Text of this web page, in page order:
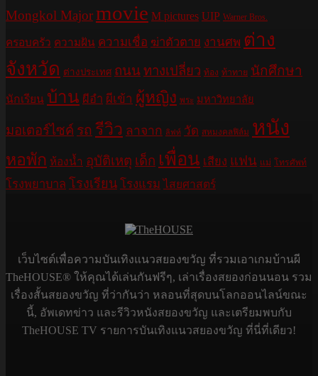
Mongkol Majormovie M pictures UIP Warner Bros.
ครอบครัว ความฝัน ความเชื่อ ฆ่าตัวตาย งานศพ ต่าง
จังหวัด ต่างประเทศ ถนนทางเปลี่ยว ท้อง ท้าทาย นักศึกษา
นักเรียน บ้าน ผีอำ ผีเข้า ผู้หญิง พระ มหาวิทยาลัย
มอเตอร์ไซค์ รถ รีวิว ลาจาก ลิฟท์ วัด สหมงคลฟิล์ม หนัง
หอพัก ห้องน้ำ อุบัติเหตุ เด็ก เพื่อน เสียง แฟน แม่ โทรศัพท์
โรงพยาบาล โรงเรียน โรงแรม ไสยศาสตร์
เว็บไซต์เพื่อความบันเทิงแนวสยองขวัญ ที่รวมเอาเกมบ้านผี
TheHOUSE® ให้คุณได้เล่นกันฟรีๆ, เล่าเรื่องสยองก่อนนอน รวม
เรื่องสั้นสยองขวัญ ที่ว่ากันว่า หลอนที่สุดบนโลกออนไลน์ขณะ
นี้, อัพเดทข่าว และรีวิวหนังสยองขวัญ และเตรียมพบกับ
TheHOUSE TV รายการบันเทิงแนวสยองขวัญ ที่นี่ที่เดียว!